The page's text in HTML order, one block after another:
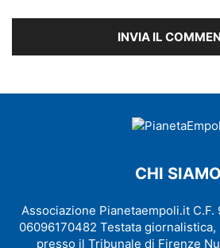
CHI SIAMO
Associazione Pianetaempoli.it
06096170482 Testata
presso il Tribunale di Firenze